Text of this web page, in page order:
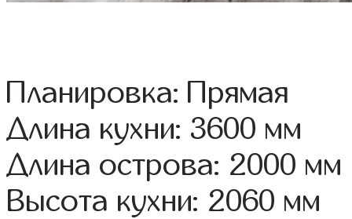
Планировка: Прямая
Длина кухни: 3600 мм
Длина острова: 2000 мм
Высота кухни: 2060 мм